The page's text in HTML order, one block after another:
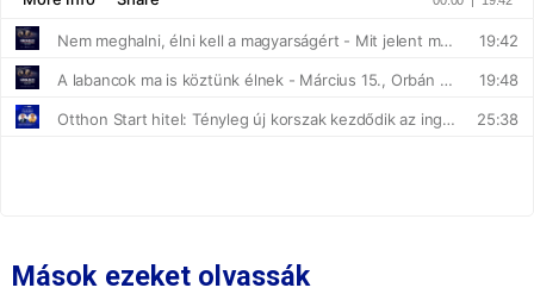
Mások ezeket olvassák